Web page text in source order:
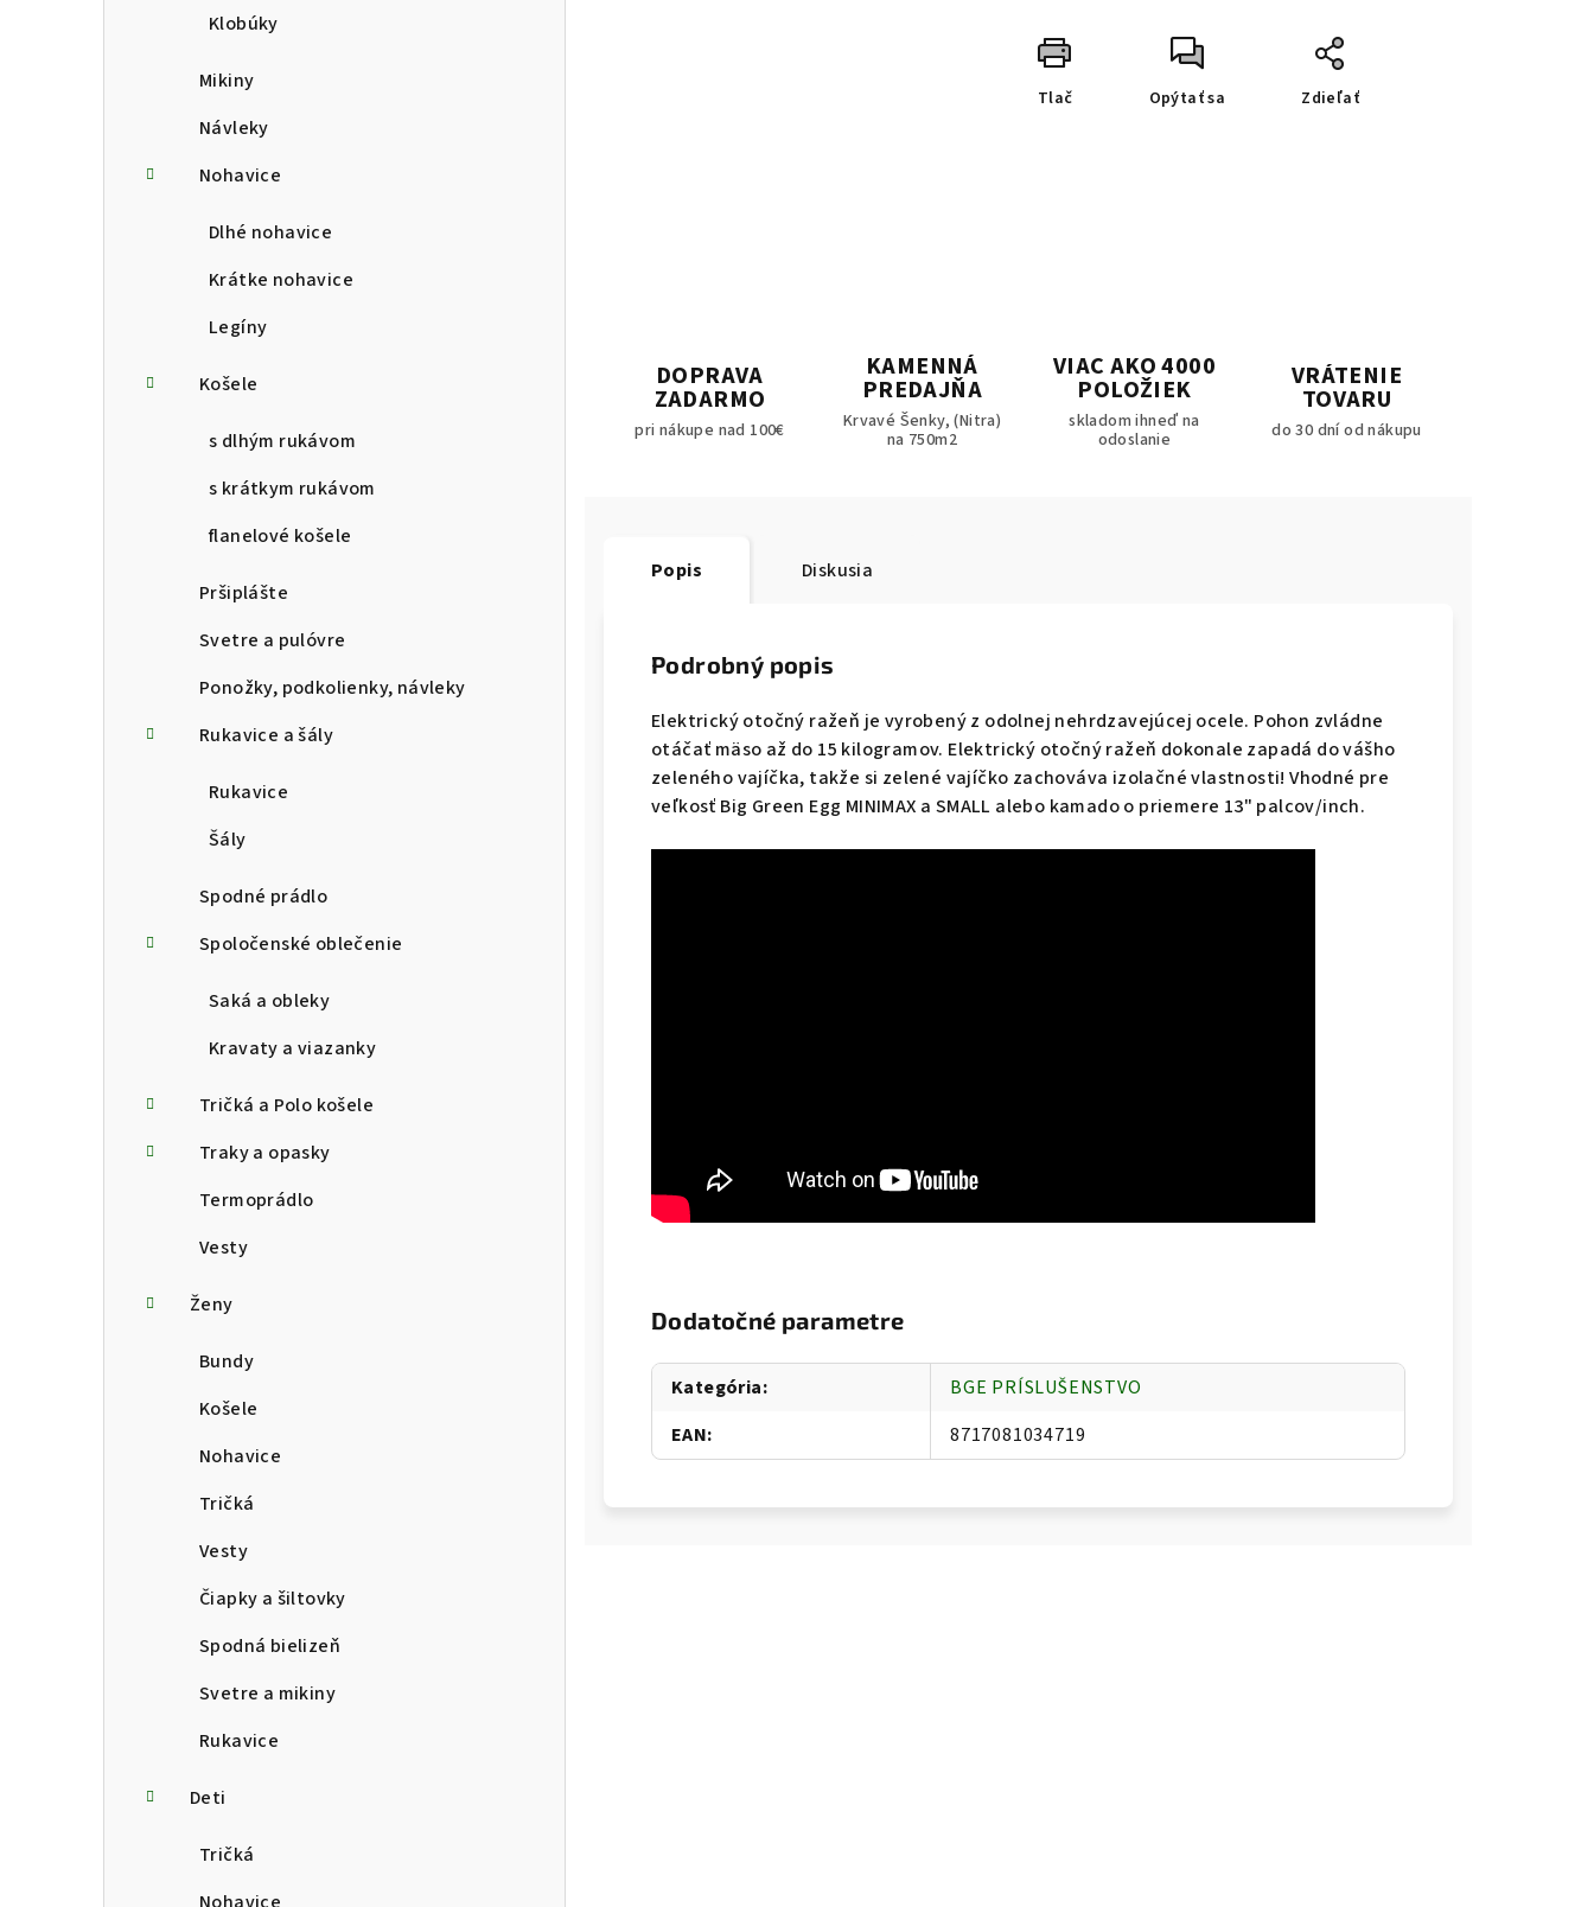
Klobúky
Mikiny
Návleky
Nohavice
Dlhé nohavice
Krátke nohavice
Legíny
Košele
s dlhým rukávom
s krátkym rukávom
flanelové košele
Pršiplášte
Svetre a pulóvre
Ponožky, podkolienky, návleky
Rukavice a šály
Rukavice
Šály
Spodné prádlo
Spoločenské oblečenie
Saká a obleky
Kravaty a viazanky
Tričká a Polo košele
Traky a opasky
Termoprádlo
Vesty
Ženy
Bundy
Košele
Nohavice
Tričká
Vesty
Čiapky a šiltovky
Spodná bielizeň
Svetre a mikiny
Rukavice
Deti
Tričká
Tlač Opýtať sa Zdieľať
DOPRAVA
ZADARMO
pri nákupe nad 100€
KAMENNÁ
PREDAJŇA
Krvavé Šenky, (Nitra)
na 750m2
VIAC AKO 4000
POLOŽIEK
skladom ihneď na
odoslanie
VRÁTENIE
TOVARU
do 30 dní od nákupu
Popis Diskusia
Podrobný popis
Elektrický otočný ražeň je vyrobený z odolnej nehrdzavejúcej ocele. Pohon zvládne
otáčať mäso až do 15 kilogramov. Elektrický otočný ražeň dokonale zapadá do vášho
zeleného vajíčka, takže si zelené vajíčko zachováva izolačné vlastnosti! Vhodné pre
veľkosť Big Green Egg MINIMAX a SMALL alebo kamado o priemere 13" palcov/inch.
Dodatočné parametre
Kategória:
BGE PRÍSLUŠENSTVO
EAN: 8717081034719